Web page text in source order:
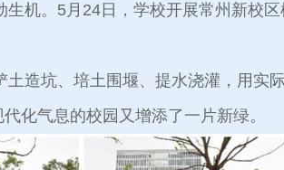
。5月24日，学校开展常州新校区
坑、培土围堰、提水浇灌，用实
化气息的校园又增添了一片新绿。